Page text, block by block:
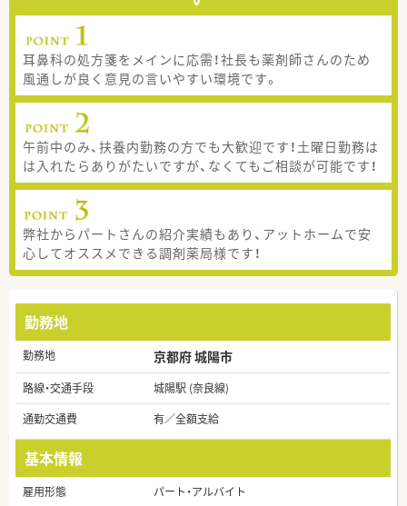
耳鼻科の処方箋をメインに応需！社長も薬剤師さんのため
風通しが良く意見の言いやすい環境です。
午前中のみ、扶養内勤務の方でも大歓迎です！土曜日勤務は
は入れたらありがたいですが、なくてもご相談が可能です！
弊社からパートさんの紹介実績もあり、アットホームで安
心してオススメできる調剤薬局様です！
勤務地
勤務地 京都府 城陽市
路線・交通手段
城陽駅 (奈良線)
通勤交通費
有／全額支給
基本情報
雇用形態
パート・アルバイト